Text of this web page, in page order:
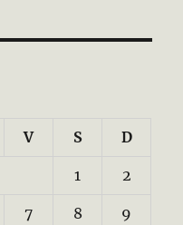
V S D
1 2
7 8 9